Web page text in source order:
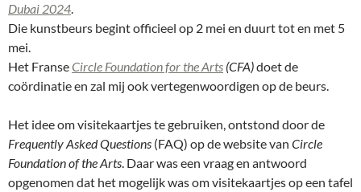
Dubai 2024.
Die kunstbeurs begint officieel op 2 mei en duurt tot en met 5
mei.
Het FranseCircle Foundation for the Arts (CFA)doet de
coördinatie en zal mij ook vertegenwoordigen op de beurs.
Het idee om visitekaartjes te gebruiken, ontstond door de
Frequently Asked Questions (FAQ) op de website van Circle
Foundation of the Arts. Daar was een vraag en antwoord
opgenomen dat het mogelijk was om visitekaartjes op een tafel